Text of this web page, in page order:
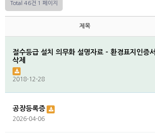
Total 46건 1 페이지
제목
절수등급 설치 의무화 설명자료 - 환경표지인증서
삭제
2018-12-28
공장등록증
2026-04-06